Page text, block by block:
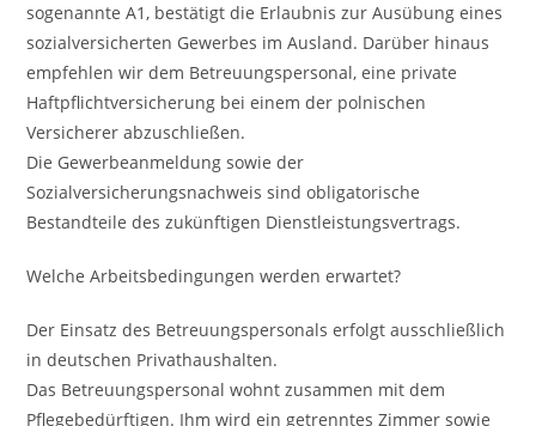
sogenannte A1, bestätigt die Erlaubnis zur Ausübung eines
sozialversicherten Gewerbes im Ausland. Darüber hinaus
empfehlen wir dem Betreuungspersonal, eine private
Haftpflichtversicherung bei einem der polnischen
Versicherer abzuschließen.
Die Gewerbeanmeldung sowie der
Sozialversicherungsnachweis sind obligatorische
Bestandteile des zukünftigen Dienstleistungsvertrags.
Welche Arbeitsbedingungen werden erwartet?
Der Einsatz des Betreuungspersonals erfolgt ausschließlich
in deutschen Privathaushalten.
Das Betreuungspersonal wohnt zusammen mit dem
Pflegebedürftigen. Ihm wird ein getrenntes Zimmer sowie